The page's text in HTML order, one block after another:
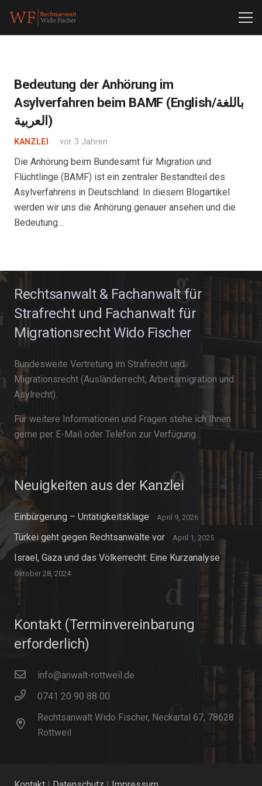
Bedeutung der Anhörung im
Asylverfahren beim BAMF (English/باللغة
العربية)
KANZLEI vor 3 Jahren
Die Anhörung beim Bundesamt für Migration und
Flüchtlinge (BAMF) ist ein zentraler Bestandteil des
Asylverfahrens in Deutschland. In diesem Blogartikel
werden wir uns die Anhörung genauer ansehen und die
Bedeutung…
Rechtsanwalt & Fachanwalt für
Strafrecht und Fachanwalt für
Migrationsrecht Wido Fischer
Bundesweite Vertretung im Strafrecht und
Migrationsrecht (Ausländerrecht, Arbeitsmigration und
Asylrecht).
Für weitere Informationen und Fragen stehe ich Ihnen
gerne per E-Mail oder Telefon zur Verfügung.
Neuigkeiten aus der Kanzlei
Einbürgerung – Untätigkeitsklage April 9, 2026
Türkei geht gegen Rechtsanwälte vor April 1, 2025
Israel, Gaza und das Völkerrecht: Eine Kurzanalyse
Oktober 28, 2024
Kontakt (Terminvereinbarung
erforderlich)
info@anwalt-rottweil.de
0741 20 90 88 00
Rechtsanwalt Wido Fischer, Neckartal 67, 78628
Rottweil